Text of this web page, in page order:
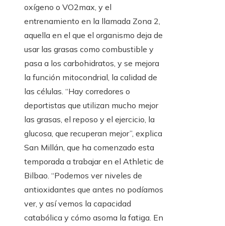
oxígeno o VO2max, y el
entrenamiento en la llamada Zona 2,
aquella en el que el organismo deja de
usar las grasas como combustible y
pasa a los carbohidratos, y se mejora
la función mitocondrial, la calidad de
las células. “Hay corredores o
deportistas que utilizan mucho mejor
las grasas, el reposo y el ejercicio, la
glucosa, que recuperan mejor”, explica
San Millán, que ha comenzado esta
temporada a trabajar en el Athletic de
Bilbao. “Podemos ver niveles de
antioxidantes que antes no podíamos
ver, y así vemos la capacidad
catabólica y cómo asoma la fatiga. En